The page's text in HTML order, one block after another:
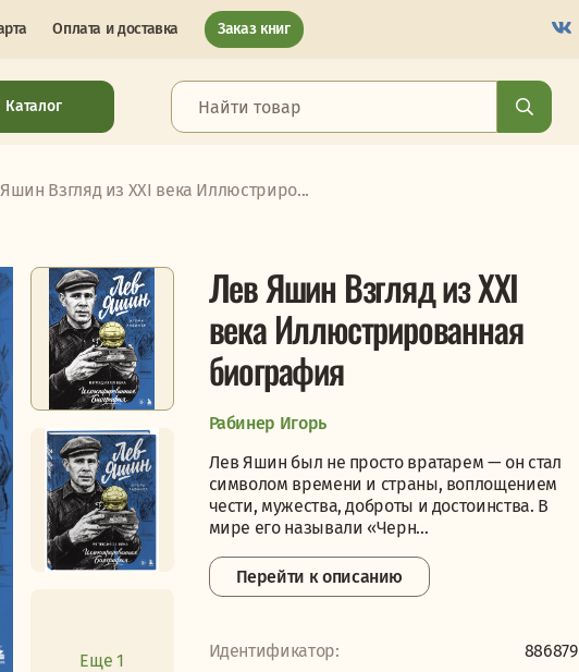
Оплата и доставка Заказ книг
Каталог
Взгляд из XXI века Иллюстриро...
Еще 1
Лев Яшин Взгляд из XXI
века Иллюстрированная
биография
Рабинер Игорь
Лев Яшин был не просто вратарем — он стал
символом времени и страны, воплощением
чести, мужества, доброты и достоинства. В
мире его называли «Черн...
Перейти к описанию
Идентификатор:
886879